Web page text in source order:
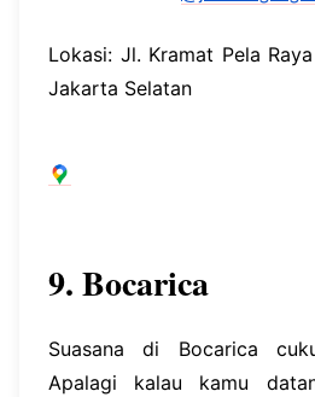
Lokasi: Jl. Kramat Pela
Jakarta Selatan
9. Bocarica
Suasana di Bocarica
Apalagi kalau kamu